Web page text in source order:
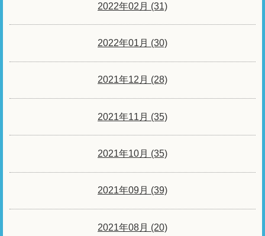
2022年02月 (31)
2022年01月 (30)
2021年12月 (28)
2021年11月 (35)
2021年10月 (35)
2021年09月 (39)
2021年08月 (20)